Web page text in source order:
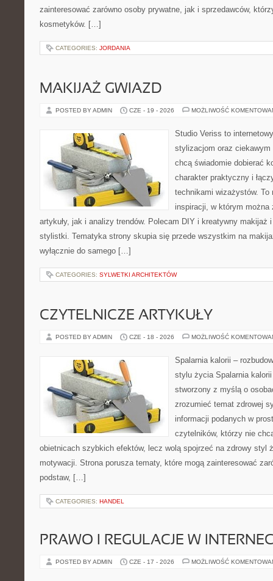
zainteresować zarówno osoby prywatne, jak i sprzedawców,
kosmetyków. […]
CATEGORIES: JORDANIA
MAKIJAŻ GWIAZD
POSTED BY ADMIN CZE - 19 - 2026 MOŻLIWOŚĆ
Studio Veriss to
stylizacjom oraz ciekawym
chcą świadomie dobierać
charakter praktyczny i
technikami wizażystów. To
inspiracji, w którym
artykuły, jak i analizy trendów. Polecam DIY i kreatywny makijaż
stylistki. Tematyka strony skupia się przede wszystkim na
wyłącznie do samego […]
CATEGORIES: SYLWETKI ARCHITEKTÓW
CZYTELNICZE ARTYKUŁY
POSTED BY ADMIN CZE - 18 - 2026 MOŻLIWOŚĆ
Spalarnia kalorii –
stylu życia Spalarnia
stworzony z myślą o
zrozumieć temat zdrowej
informacji podanych w
czytelników, którzy nie
obietnicach szybkich efektów, lecz wolą spojrzeć na zdrowy styl
motywacji. Strona porusza tematy, które mogą zainteresować
podstaw, […]
CATEGORIES: HANDEL
PRAWO I REGULACJE W
POSTED BY ADMIN CZE - 17 - 2026 MOŻLIWOŚĆ